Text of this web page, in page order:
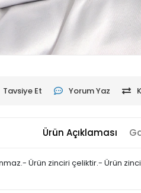
Tavsiye Et Yorum Yaz
Ürün Açıklaması
Ürün zinciri çeliktir.- Ürün